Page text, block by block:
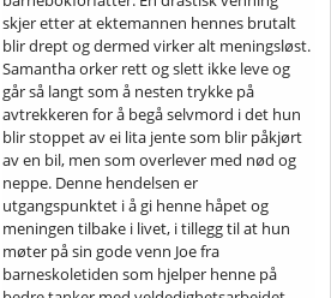
skjer etter at ektemannen hennes brutalt
blir drept og dermed virker alt meningsløst.
Samantha orker rett og slett ikke leve og
går så langt som å nesten trykke på
avtrekkeren for å begå selvmord i det hun
blir stoppet av ei lita jente som blir påkjørt
av en bil, men som overlever med nød og
neppe. Denne hendelsen er
utgangspunktet i å gi henne håpet og
meningen tilbake i livet, i tillegg til at hun
møter på sin gode venn Joe fra
barneskoletiden som hjelper henne på